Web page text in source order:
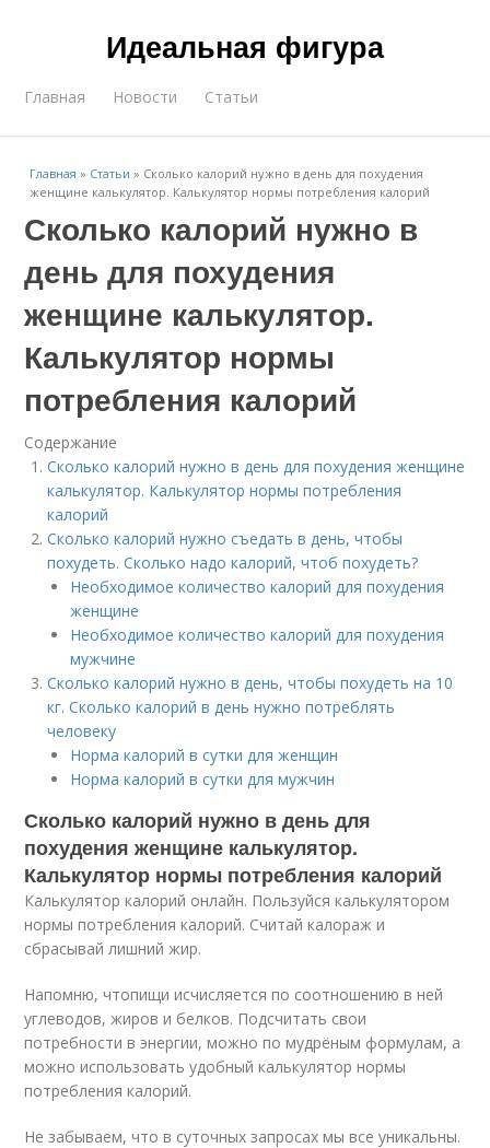
Идеальная фигура
Главная Новости Статьи
Главная » Статьи » Сколько калорий нужно в день для похудения
женщине калькулятор. Калькулятор нормы потребления калорий
Сколько калорий нужно в
день для похудения
женщине калькулятор.
Калькулятор нормы
потребления калорий
Содержание
Сколько калорий нужно в день для похудения женщине
калькулятор. Калькулятор нормы потребления
калорий
Сколько калорий нужно съедать в день, чтобы
похудеть. Сколько надо калорий, чтоб похудеть?
Необходимое количество калорий для похудения
женщине
Необходимое количество калорий для похудения
мужчине
Сколько калорий нужно в день, чтобы похудеть на 10
кг. Сколько калорий в день нужно потреблять
человеку
Норма калорий в сутки для женщин
Норма калорий в сутки для мужчин
Сколько калорий нужно в день для
похудения женщине калькулятор.
Калькулятор нормы потребления калорий
Калькулятор калорий онлайн. Пользуйся калькулятором
нормы потребления калорий. Считай калораж и
сбрасывай лишний жир.
Напомню, чтопищи исчисляется по соотношению в ней
углеводов, жиров и белков. Подсчитать свои
потребности в энергии, можно по мудрёным формулам, а
можно использовать удобный калькулятор нормы
потребления калорий.
Не забываем, что в суточных запросах мы все уникальны.